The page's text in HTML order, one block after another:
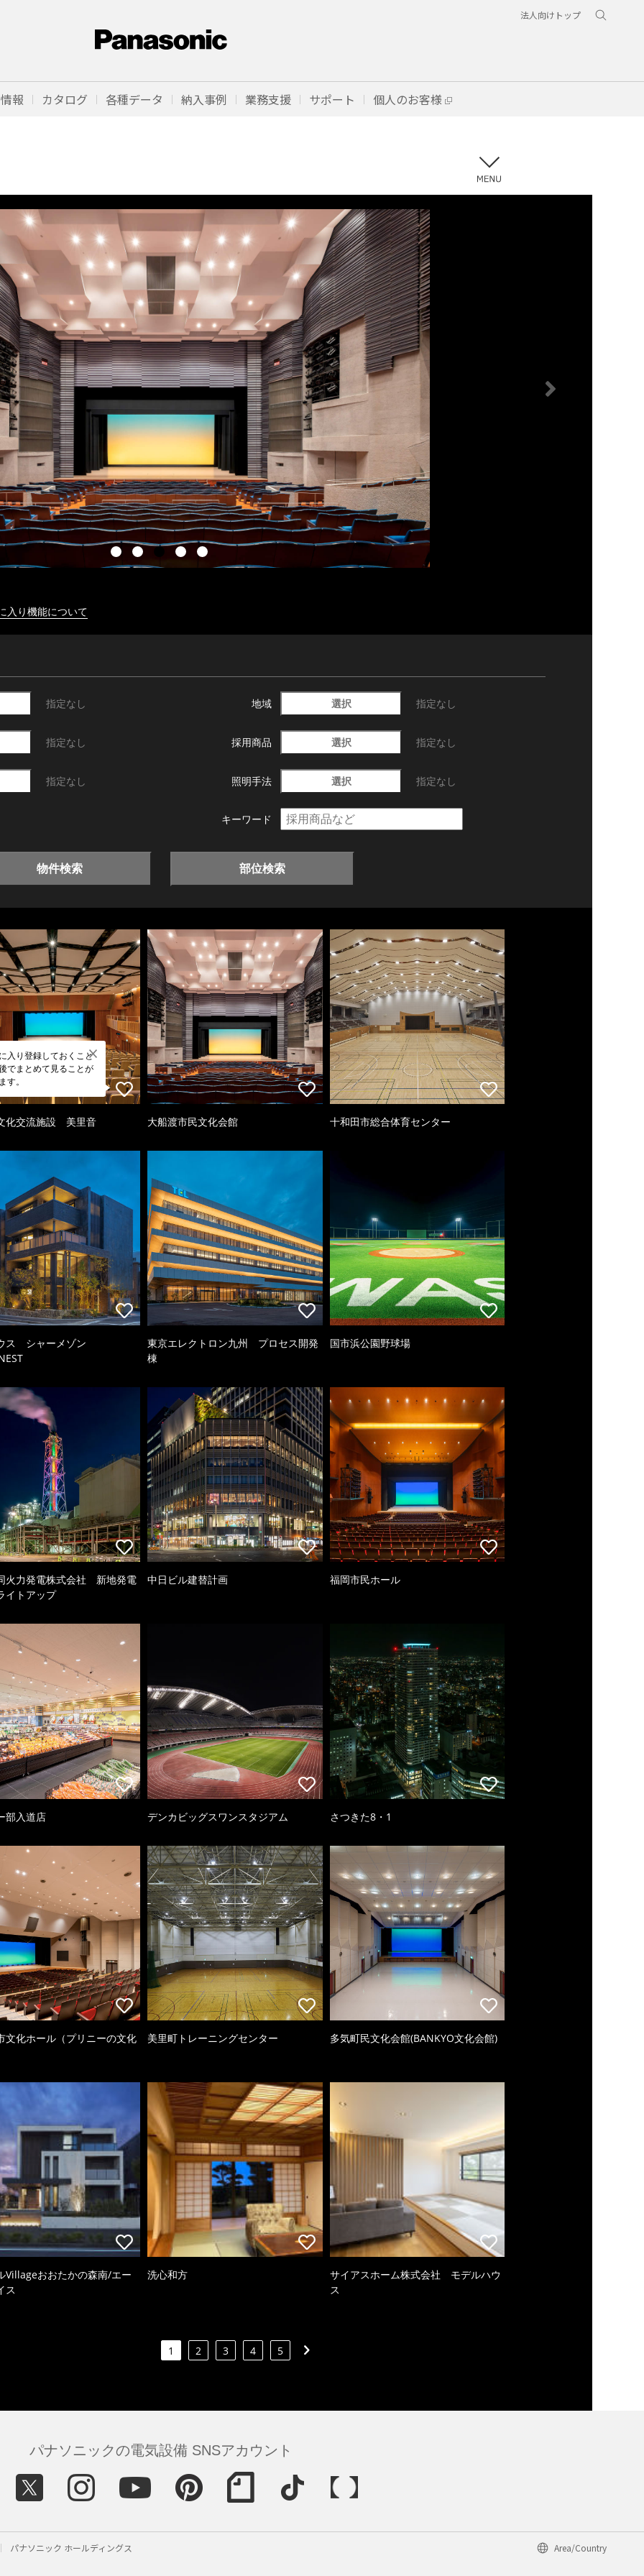
法人向けトップ
報 カタログ 各種データ 納入事例 業務支援 サポート 個人のお客様
入り機能について
指定なし 地域 選択 指定なし
指定なし 採用商品 選択 指定なし
指定なし 照明手法 選択 指定なし
キーワード
物件検索 部位検索
入り登録しておくこと
でまとめて見ることが
す。
化交流施設 美里音 大船渡市民文化会館 十和田市総合体育センター
ス シャーメゾン
東京エレクトロン九州 プロセス開発
棟
国市浜公園野球場
火力発電株式会社 新地発電
イトアップ
中日ビル建替計画 福岡市民ホール
部入道店 デンカビッグスワンスタジアム さつきた8・1
文化ホール（プリニーの文化
美里町トレーニングセンター 多気町民文化会館(BANKYO文化会館)
Villageおおたかの森南/エー
ス
洗心和方
サイアスホーム株式会社 モデルハウ
ス
1 2 3 4 5
パナソニックの電気設備 SNSアカウント
パナソニック ホールディングス Area/Country